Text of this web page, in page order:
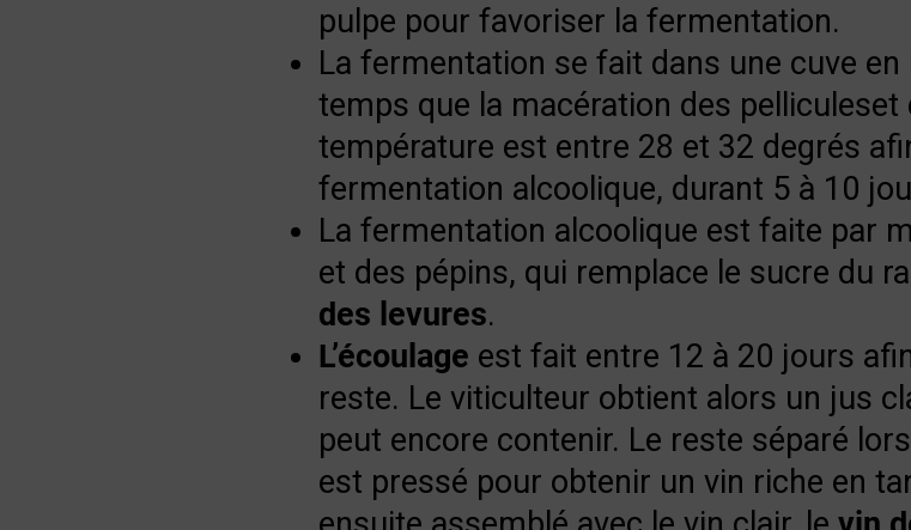
pulpe pour favoriser la fermentation.
La fermentation se fait dans une cuve
temps que la macération des pelliculeset
température est entre 28 et 32 degrés
fermentation alcoolique, durant 5 à 10
La fermentation alcoolique est faite par
et des pépins, qui remplace le sucre du
des levures.
L’écoulage est fait entre 12 à 20 jours
reste. Le viticulteur obtient alors un jus
peut encore contenir. Le reste séparé
est pressé pour obtenir un vin riche en